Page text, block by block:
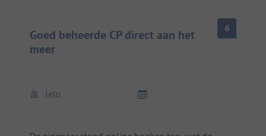
Goed beheerde CP direct aan het
meer
6
Jelo